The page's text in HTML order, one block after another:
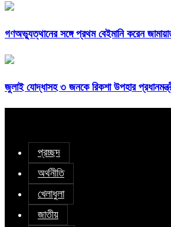
গণঅভ্যুত্থানের সঙ্গে প্রথম বেইমানি করেন
জুলাই যোদ্ধাসহ ৩ জনকে রিকশা উপহার
প্রচ্ছদ
অর্থনীতি
খেলাধুলা
জাতীয়